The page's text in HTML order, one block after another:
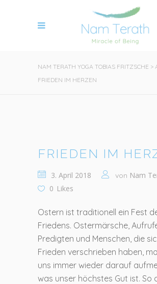
NAM TERATH YOGA TOBIAS FRITZSCHE >
FRIEDEN IM HERZEN
FRIEDEN IM
3. April 2018 von Nam
0 Likes
Ostern ist traditionell ein Fest
Friedens. Ostermärsche,
Predigten und Menschen, die
Frieden verschrieben haben,
uns immer wieder darauf
was unser höchstes Gut ist. So